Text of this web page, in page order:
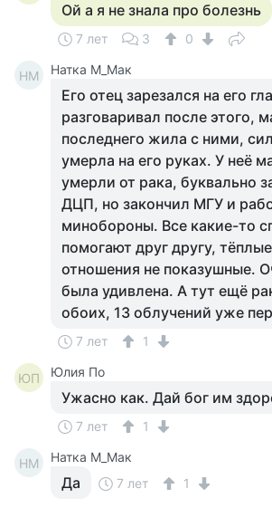
Ой а я не знала про болезнь
7 лет 3 0
НМ Натка М_Мак
Его отец зарезался на его
разговаривал после этого,
последнего жила с ними,
умерла на его руках. У неё
умерли от рака, буквально
ДЦП, но закончил МГУ и
минобороны. Все какие-то
помогают друг другу,
отношения не показушные.
была удивлена. А тут ещё
обоих, 13 облучений уже
7 лет 1
ЮП Юлия По
Ужасно как. Дай бог им
7 лет 1
НМ Натка М_Мак
Да 7 лет 1